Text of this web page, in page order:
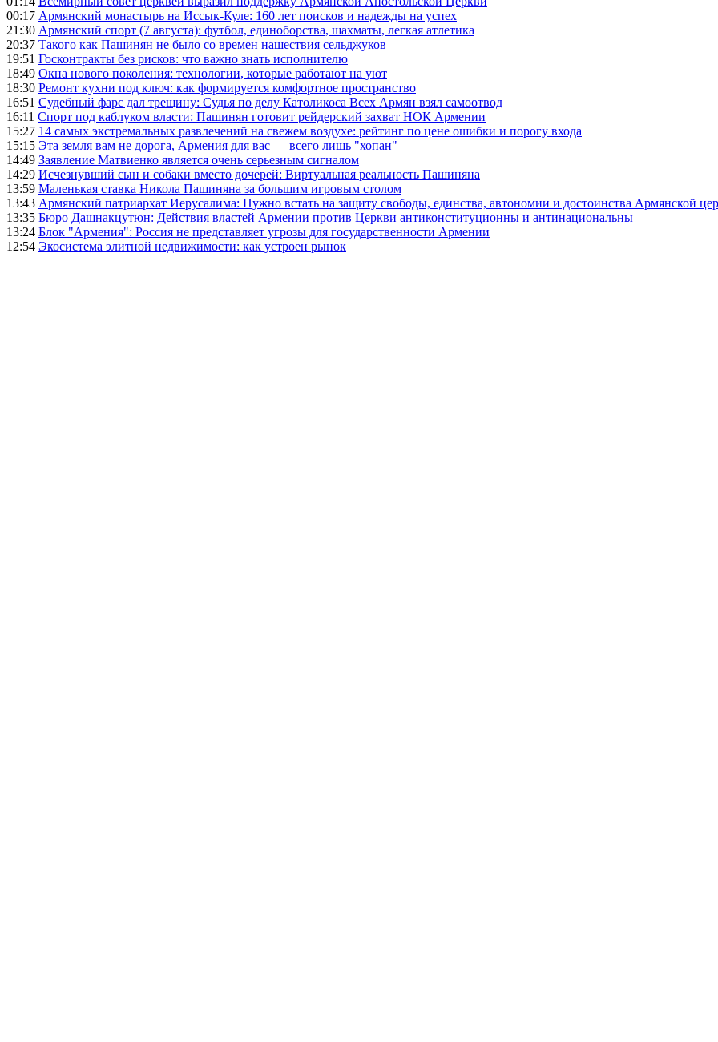
00:17 Армянский монастырь на Иссык-Куле: 160 лет поисков и надежды на успех
21:30 Армянский спорт (7 августа): футбол, единоборства, шахматы, легкая атлетика
20:37 Такого как Пашинян не было со времен нашествия сельджуков
19:51 Госконтракты без рисков: что важно знать исполнителю
18:49 Окна нового поколения: технологии, которые работают на уют
18:30 Ремонт кухни под ключ: как формируется комфортное пространство
16:51 Судебный фарс дал трещину: Судья по делу Католикоса Всех Армян взял самоотвод
16:11 Спорт под каблуком власти: Пашинян готовит рейдерский захват НОК Армении
15:27 14 самых экстремальных развлечений на свежем воздухе: рейтинг по цене ошибки и порогу входа
15:15 Эта земля вам не дорога, Армения для вас — всего лишь "хопан"
14:49 Заявление Матвиенко является очень серьезным сигналом
14:29 Исчезнувший сын и собаки вместо дочерей: Виртуальная реальность Пашиняна
13:59 Маленькая ставка Никола Пашиняна за большим игровым столом
13:43 Армянский патриархат Иерусалима: Нужно встать на защиту свободы, единства, автономии и достоинства Армянской
13:35 Бюро Дашнакцутюн: Действия властей Армении против Церкви антиконституционны и антинациональны
13:24 Блок "Армения": Россия не представляет угрозы для государственности Армении
12:54 Экосистема элитной недвижимости: как устроен рынок